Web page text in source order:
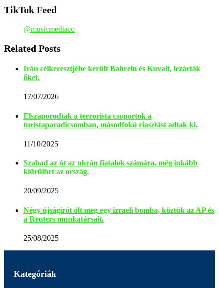
TikTok Feed
@musicmediaco
Related Posts
Irán célkeresztjébe került Bahrein és Kuvait, lezárták
őket.
17/07/2026
Elszaporodtak a terrorista csoportok a
turistaparadicsomban, másodfokú riasztást adtak ki.
11/10/2025
Szabad az út az ukrán fiatalok számára, még inkább
kiürülhet az ország.
20/09/2025
Négy újságírót ölt meg egy izraeli bomba, köztük az AP és
a Reuters munkatársait.
25/08/2025
Kategóriák